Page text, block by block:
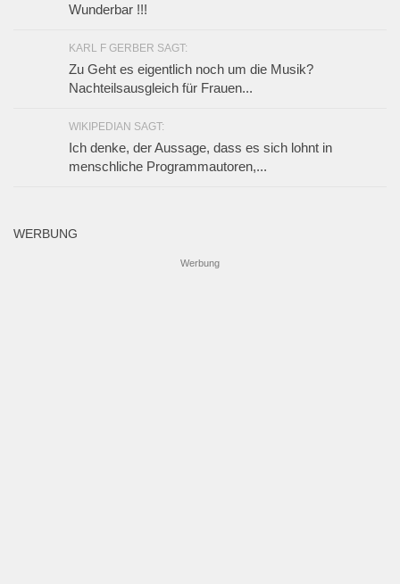
Wunderbar !!!
KARL F GERBER SAGT:
Zu Geht es eigentlich noch um die Musik?
Nachteilsausgleich für Frauen...
WIKIPEDIAN SAGT:
Ich denke, der Aussage, dass es sich lohnt in
menschliche Programmautoren,...
WERBUNG
Werbung